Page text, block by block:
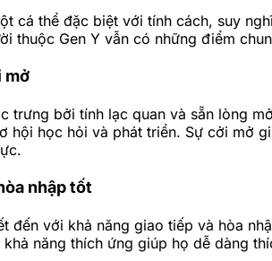
cá thể đặc biệt với tính cách, suy
thuộc Gen Y vẫn có những điểm
mở
trưng bởi tính lạc quan và sẵn lòng
hội học hỏi và phát triển. Sự cởi mở
nhập tốt
đến với khả năng giao tiếp và hòa
khả năng thích ứng giúp họ dễ dàng